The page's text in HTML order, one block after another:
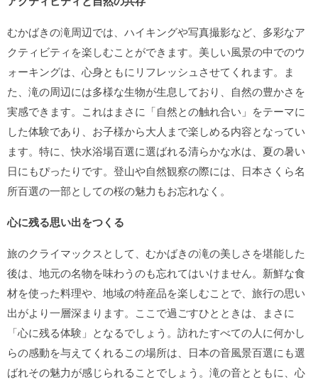
むかばきの滝周辺では、ハイキングや写真撮影など、多彩なア
クティビティを楽しむことができます。美しい風景の中でのウ
ォーキングは、心身ともにリフレッシュさせてくれます。ま
た、滝の周辺には多様な生物が生息しており、自然の豊かさを
実感できます。これはまさに「自然との触れ合い」をテーマに
した体験であり、お子様から大人まで楽しめる内容となってい
ます。特に、快水浴場百選に選ばれる清らかな水は、夏の暑い
日にもぴったりです。登山や自然観察の際には、日本さくら名
所百選の一部としての桜の魅力もお忘れなく。
心に残る思い出をつくる
旅のクライマックスとして、むかばきの滝の美しさを堪能した
後は、地元の名物を味わうのも忘れてはいけません。新鮮な食
材を使った料理や、地域の特産品を楽しむことで、旅行の思い
出がより一層深まります。ここで過ごすひとときは、まさに
「心に残る体験」となるでしょう。訪れたすべての人に何かし
らの感動を与えてくれるこの場所は、日本の音風景百選にも選
ばれその魅力が感じられることでしょう。滝の音とともに、心